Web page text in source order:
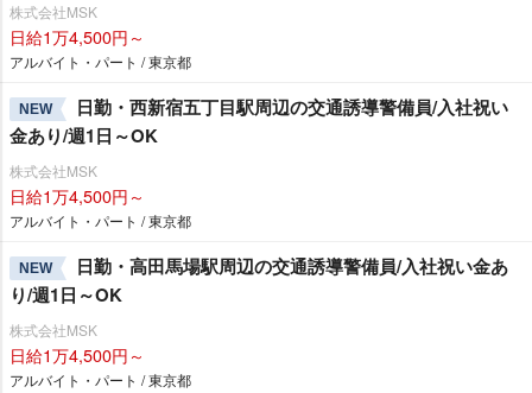
株式会社MSK
日給1万4,500円～
アルバイト・パート / 東京都
NEW
日勤・西新宿五丁目駅周辺の交通誘導警備員/入社祝い
金あり/週1日～OK
株式会社MSK
日給1万4,500円～
アルバイト・パート / 東京都
NEW
日勤・高田馬場駅周辺の交通誘導警備員/入社祝い金あ
り/週1日～OK
株式会社MSK
日給1万4,500円～
アルバイト・パート / 東京都